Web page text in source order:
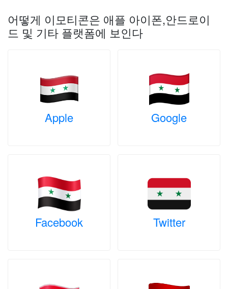
어떻게 이모티콘은 애플 아이폰,안드로이
드 및 기타 플랫폼에 보인다
Apple Google
Facebook Twitter